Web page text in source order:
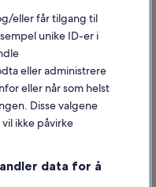
av innhold
eller får tilgang til
unike ID-er i
eller administrere
eller når som helst
Disse valgene
ikke påvirke
data for å